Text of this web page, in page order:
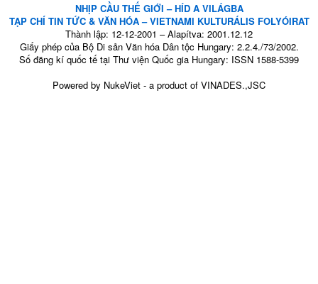
NHỊP CẦU THẾ GIỚI – HÍD A VILÁGBA
TẠP CHÍ TIN TỨC & VĂN HÓA – VIETNAMI KULTURÁLIS FOLYÓIRAT
Thành lập: 12-12-2001 – Alapítva: 2001.12.12
Giấy phép của Bộ Di sản Văn hóa Dân tộc Hungary: 2.2.4./73/2002.
Số đăng kí quốc tế tại Thư viện Quốc gia Hungary: ISSN 1588-5399
Powered by NukeViet - a product of VINADES.,JSC